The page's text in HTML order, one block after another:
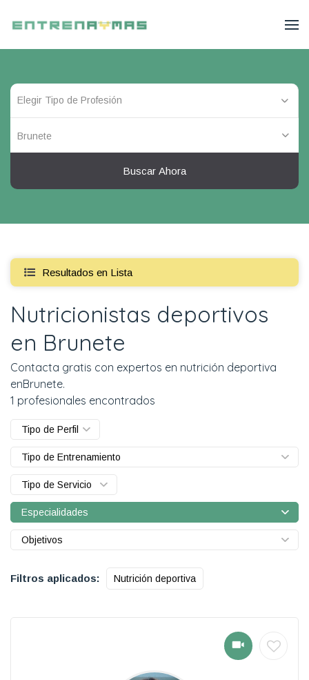
Brunete
Buscar Ahora
Resultados en Lista
Nutricionistas deportivos
en Brunete
Contacta gratis con expertos en nutrición deportiva
enBrunete.
1 profesionales encontrados
Tipo de Perfil
Tipo de Entrenamiento
Tipo de Servicio
Especialidades
Objetivos
Filtros aplicados: Nutrición deportiva